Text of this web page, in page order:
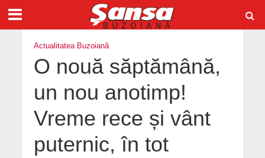
Actualitatea Buzoiană
O nouă săptămână,
un nou anotimp!
Vreme rece și vânt
puternic, în tot